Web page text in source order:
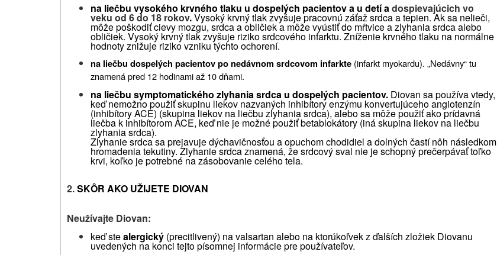
na liečbu vysokého krvného tlaku u dospelých pacientov a u detí adospievajúcich vo
veku od 6 do 18 rokov.Vysoký krvný tlak zvyšuje pracovnú záťaž srdca a tepien. Ak sa nelieči,
môže poškodiť cievy mozgu, srdca a obličiek a môže vyústiť do mŕtvice a zlyhania srdca alebo
obličiek. Vysoký krvný tlak zvyšuje riziko srdcového infarktu. Zníženie krvného tlaku na normálne
hodnoty znižuje riziko vzniku týchto ochorení.
na liečbu dospelých pacientov po nedávnom srdcovom infarkte (infarkt myokardu). „Nedávny“ tu
znamená pred 12 hodinami až 10 dňami.
na liečbu symptomatického zlyhania srdca u dospelých pacientov. Diovan sa používa vtedy,
keď nemožno použiť skupinu liekov nazvaných inhibítory enzýmu konvertujúceho angiotenzín
(inhibítory ACE) (skupina liekov na liečbu zlyhania srdca), alebo sa môže použiť ako prídavná
liečba k inhibítorom ACE, keď nie je možné použiť betablokátory (iná skupina liekov na liečbu
zlyhania srdca).
Zlyhanie srdca sa prejavuje dýchavičnosťou a opuchom chodidiel a dolných častí nôh následkom
hromadenia tekutiny. Zlyhanie srdca znamená, že srdcový sval nie je schopný prečerpávať toľko
krvi, koľko je potrebné na zásobovanie celého tela.
2.SKÔR AKO UŽIJETE DIOVAN
Neužívajte Diovan:
keď stealergický (precitlivený) na valsartan alebo na ktorúkoľvek z ďalších zložiek Diovanu
uvedených na konci tejto písomnej informácie pre používateľov.